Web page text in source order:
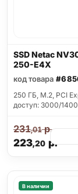
SSD Netac
250-E4X
код товара
250 ГБ, M.2, PCI
доступ: 3000/
223,20р.
231,01р.
В наличии